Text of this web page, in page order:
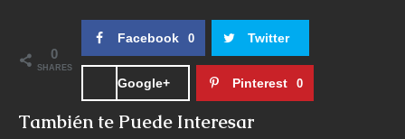
0
SHARES
Facebook 0 Twitter
Google+ Pinterest 0
También te Puede Interesar